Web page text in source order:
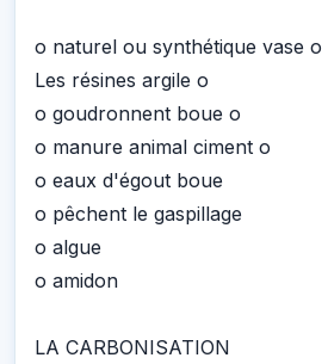
o naturel ou synthétique vase o
Les résines argile o
o goudronnent boue o
o manure animal ciment o
o eaux d'égout boue
o pêchent le gaspillage
o algue
o amidon
LA CARBONISATION